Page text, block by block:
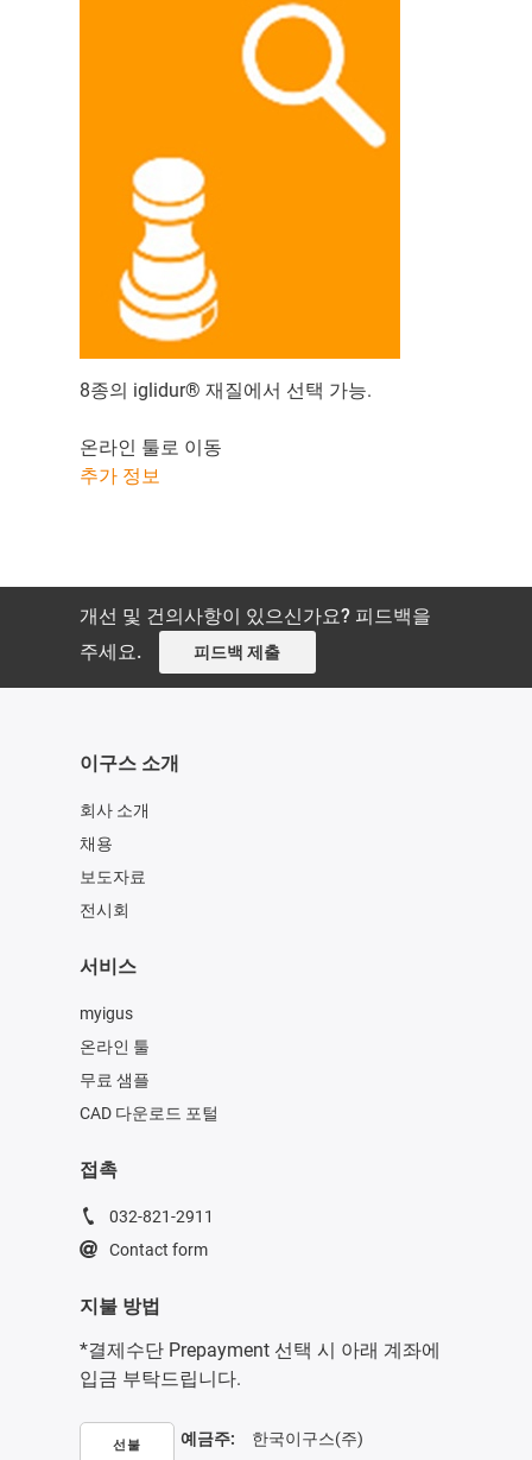
8종의 iglidur® 재질에서 선택 가능.
온라인 툴로 이동
추가 정보
개선 및 건의사항이 있으신가요? 피드백을
주세요.
피드백 제출
이구스 소개
회사 소개
채용
보도자료
전시회
서비스
myigus
온라인 툴
무료 샘플
CAD 다운로드 포털
접촉
032-821-2911
Contact form
지불 방법
*결제수단 Prepayment 선택 시 아래 계좌에
입금 부탁드립니다.
선불 예금주: 한국이구스(주)